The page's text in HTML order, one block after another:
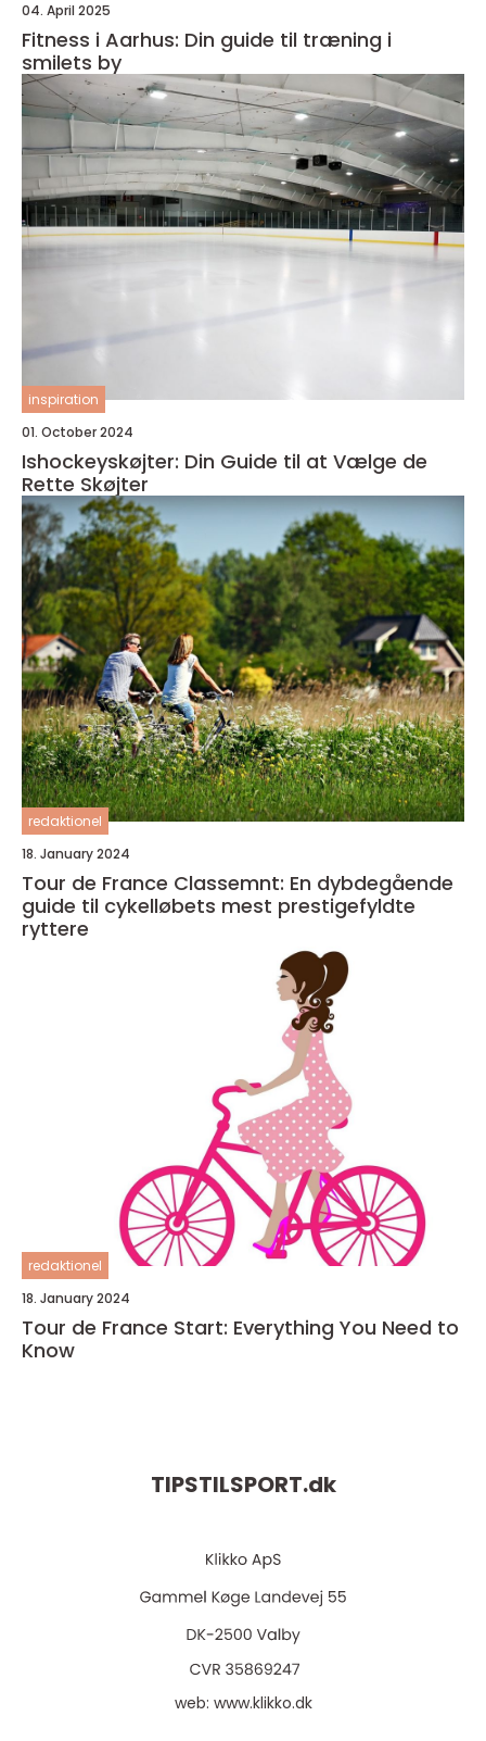
04. April 2025
Fitness i Aarhus: Din guide til træning i
smilets by
inspiration
01. October 2024
Ishockeyskøjter: Din Guide til at Vælge de
Rette Skøjter
redaktionel
18. January 2024
Tour de France Classemnt: En dybdegående
guide til cykelløbets mest prestigefyldte
ryttere
redaktionel
18. January 2024
Tour de France Start: Everything You Need to
Know
TIPSTILSPORT.dk
web: www.klikko.dk